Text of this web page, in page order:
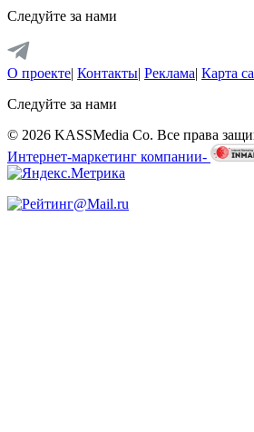
Следуйте за нами
О проекте| Контакты| Реклама| Карта
Следуйте за нами
© 2026 KASSMedia Co. Все права
Интернет-маркетинг компании-